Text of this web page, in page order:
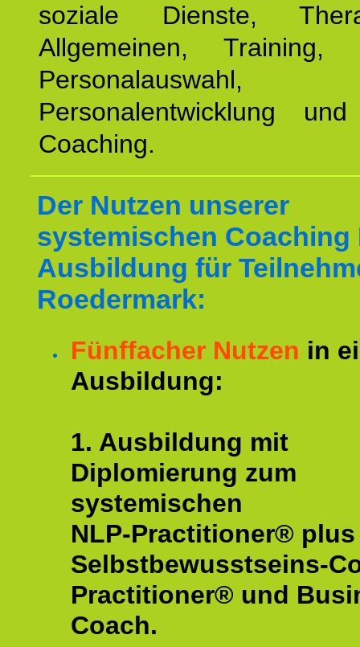
soziale Dienste,
Allgemeinen, Training,
Personalauswahl,
Personalentwicklung
Coaching.
Der Nutzen unserer
systemischen Coaching
Ausbildung für
Roedermark:
Fünffacher Nutzen in
Ausbildung:
1. Ausbildung mit
Diplomierung zum
systemischen
NLP-Practitioner® plus
Selbstbewusstseins-
Practitioner® und
Coach.